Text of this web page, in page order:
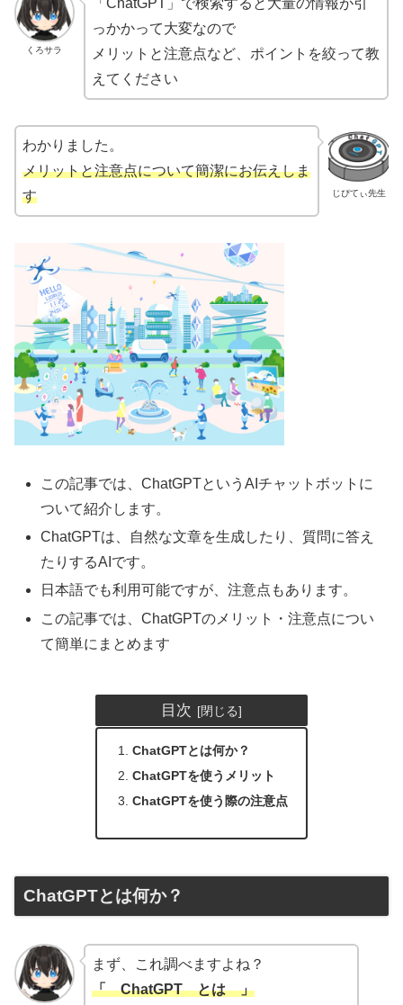
くろサラ
っかかって大変なので
メリットと注意点など、ポイントを絞って教
えてください
じぴてぃ先生
わかりました。
メリットと注意点について簡潔にお伝えしま
す
この記事では、ChatGPTというAIチャットボットに
ついて紹介します。
ChatGPTは、自然な文章を生成したり、質問に答え
たりするAIです。
日本語でも利用可能ですが、注意点もあります。
この記事では、ChatGPTのメリット・注意点につい
て簡単にまとめます
目次
ChatGPTとは何か？
ChatGPTを使うメリット
ChatGPTを使う際の注意点
ChatGPTとは何か？
まず、これ調べますよね？
「 ChatGPT とは 」